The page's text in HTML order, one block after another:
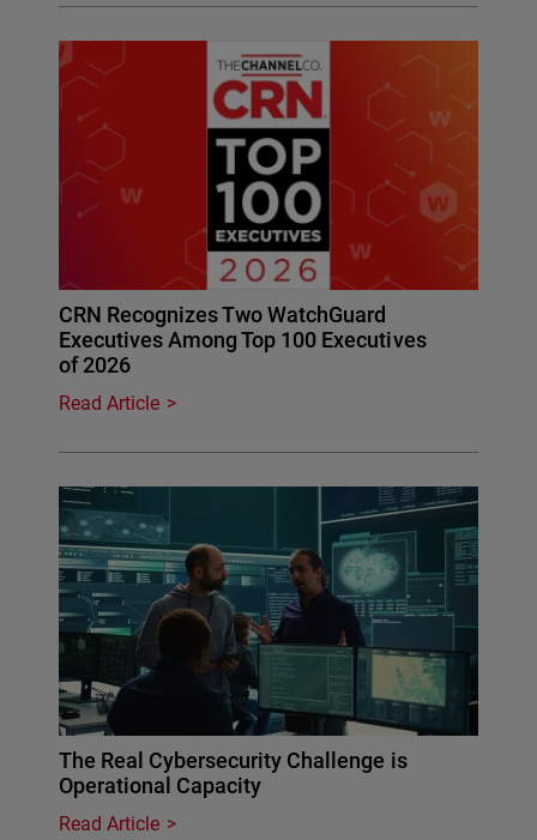
CRN Recognizes Two WatchGuard
Executives Among Top 100 Executives
of 2026
Read Article
The Real Cybersecurity Challenge is
Operational Capacity
Read Article